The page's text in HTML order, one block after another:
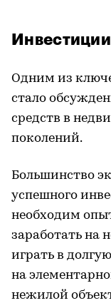
Одним из
стало
средств в
поколений.
Большинство
успешного
необходим
заработать на
играть в
на
нежилой